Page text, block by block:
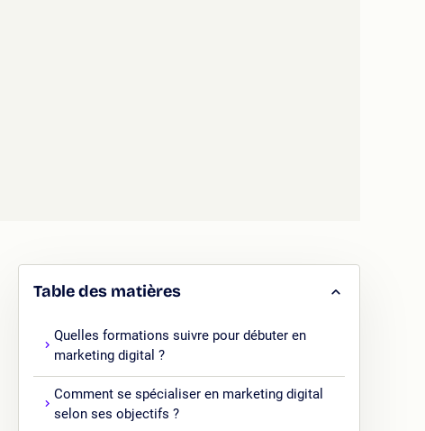
Table des matières
Quelles formations suivre pour débuter en
marketing digital ?
Comment se spécialiser en marketing digital
selon ses objectifs ?